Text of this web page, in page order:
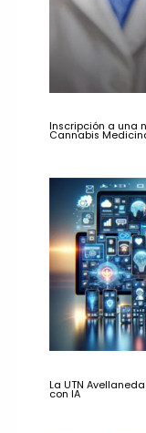
Inscripción a una
Cannabis
La UTN
con IA